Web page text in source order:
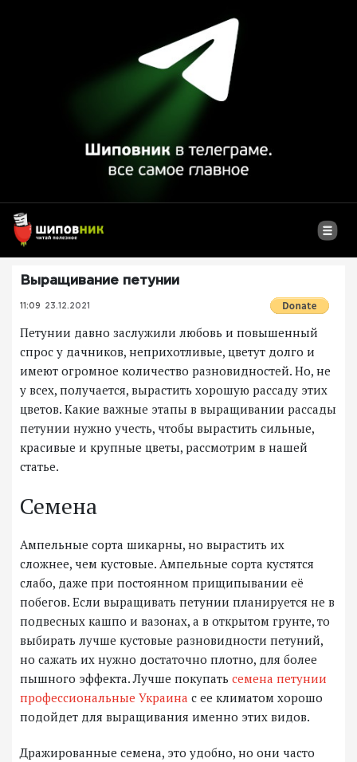
Выращивание петунии
11:09 23.12.2021
Петунии давно заслужили любовь и повышенный
спрос у дачников, неприхотливые, цветут долго и
имеют огромное количество разновидностей. Но, не
у всех, получается, вырастить хорошую рассаду этих
цветов. Какие важные этапы в выращивании рассады
петунии нужно учесть, чтобы вырастить сильные,
красивые и крупные цветы, рассмотрим в нашей
статье.
Семена
Ампельные сорта шикарны, но вырастить их
сложнее, чем кустовые. Ампельные сорта кустятся
слабо, даже при постоянном прищипывании её
побегов. Если выращивать петунии планируется не в
подвесных кашпо и вазонах, а в открытом грунте, то
выбирать лучше кустовые разновидности петуний,
но сажать их нужно достаточно плотно, для более
пышного эффекта. Лучше покупать семена петунии
профессиональные Украина с ее климатом хорошо
подойдет для выращивания именно этих видов.
Дражированные семена, это удобно, но они часто